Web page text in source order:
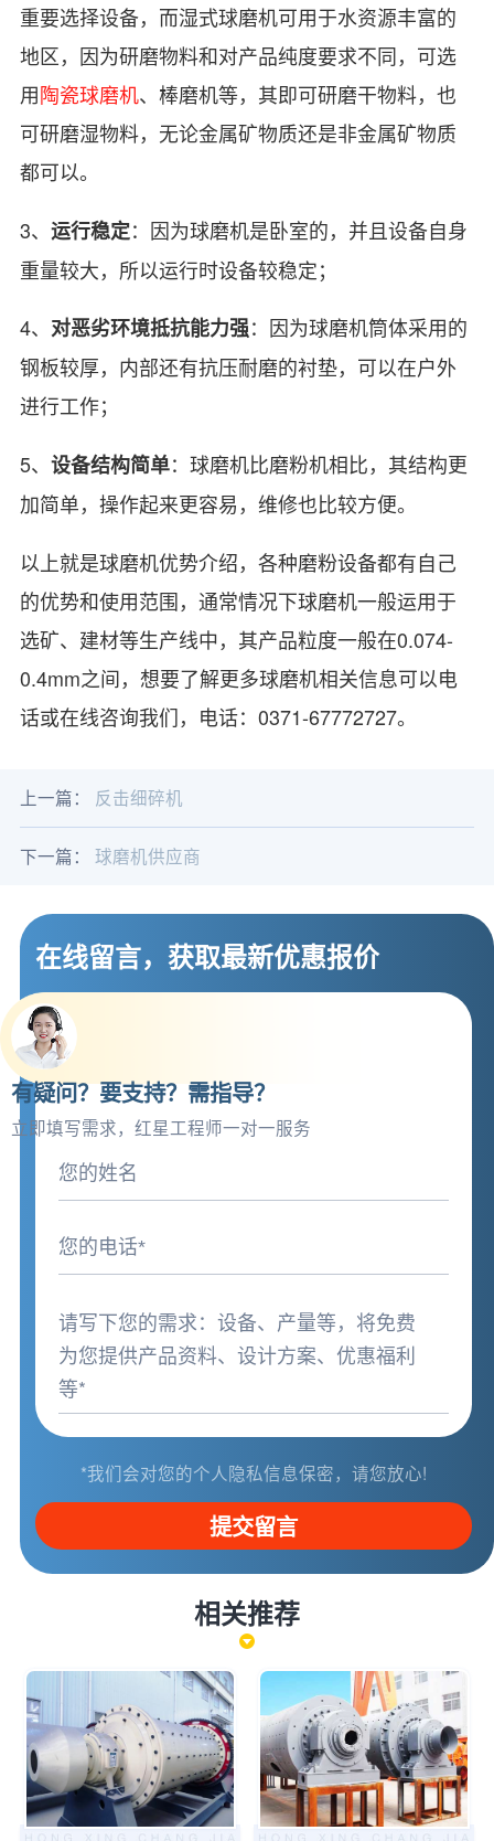
重要选择设备，而湿式球磨机可用于水资源丰富的
地区，因为研磨物料和对产品纯度要求不同，可选
用陶瓷球磨机、棒磨机等，其即可研磨干物料，也
可研磨湿物料，无论金属矿物质还是非金属矿物质
都可以。
3、 运行稳定：因为球磨机是卧室的，并且设备自身
重量较大，所以运行时设备较稳定；
4、 对恶劣环境抵抗能力强：因为球磨机筒体采用的
钢板较厚，内部还有抗压耐磨的衬垫，可以在户外
进行工作；
5、 设备结构简单：球磨机比磨粉机相比，其结构更
加简单，操作起来更容易，维修也比较方便。
以上就是球磨机优势介绍，各种磨粉设备都有自己
的优势和使用范围，通常情况下球磨机一般运用于
选矿、建材等生产线中，其产品粒度一般在0.074-
0.4mm之间，想要了解更多球磨机相关信息可以电
话或在线咨询我们，电话：0371-67772727。
上一篇： 反击细碎机
下一篇： 球磨机供应商
在线留言，获取最新优惠报价
有疑问？要支持？需指导？
立即填写需求，红星工程师一对一服务
*我们会对您的个人隐私信息保密，请您放心!
提交留言
相关推荐